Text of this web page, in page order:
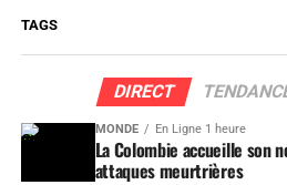
TAGS
DIRECT
MONDE En Ligne 1 heure
La Colombie accueille son
attaques meurtrières